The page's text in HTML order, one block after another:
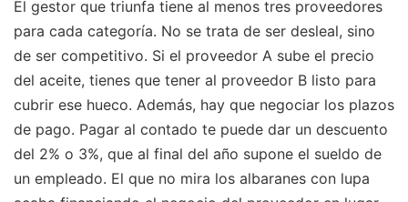
El gestor que triunfa tiene al menos tres proveedores
para cada categoría. No se trata de ser desleal, sino
de ser competitivo. Si el proveedor A sube el precio
del aceite, tienes que tener al proveedor B listo para
cubrir ese hueco. Además, hay que negociar los plazos
de pago. Pagar al contado te puede dar un descuento
del 2% o 3%, que al final del año supone el sueldo de
un empleado. El que no mira los albaranes con lupa